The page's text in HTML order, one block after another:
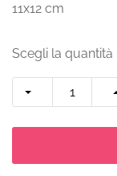
11x12 cm
Scegli la quantità